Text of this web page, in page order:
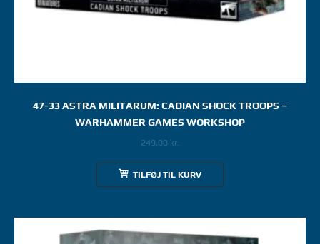
47-33 ASTRA MILITARUM: CADIAN SHOCK TROOPS –
WARHAMMER GAMES WORKSHOP
249,00 kr.
TILFØJ TIL KURV